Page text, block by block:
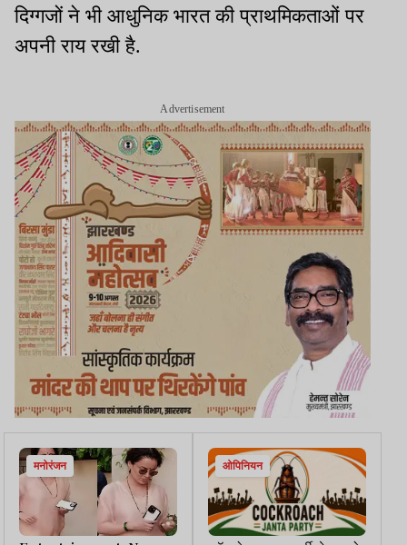
दिग्गजों ने भी आधुनिक भारत की प्राथमिकताओं पर
अपनी राय रखी है.
Advertisement
मनोरंजन ओपिनियन